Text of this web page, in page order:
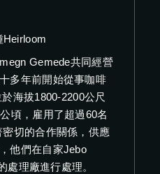
Heirloom
Gemede共同經營
多年前開始從事咖啡
海拔1800-2200公尺
頃，雇用了超過60名
切的合作關係，供應
他們在自家Jebo
處理廠進行處理。